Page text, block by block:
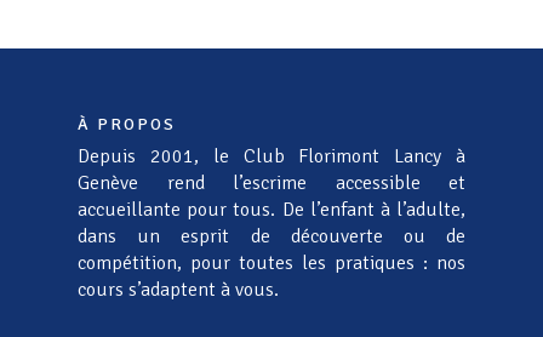
À PROPOS
Depuis 2001, le Club Florimont Lancy à
Genève rend l’escrime accessible et
accueillante pour tous. De l’enfant à l’adulte,
dans un esprit de découverte ou de
compétition, pour toutes les pratiques : nos
cours s’adaptent à vous.